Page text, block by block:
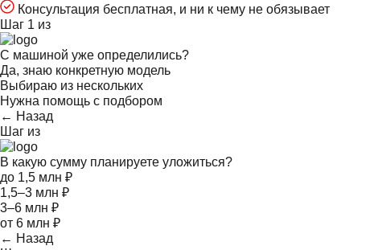
Консультация бесплатная, и ни к чему не обязывает
Шаг 1 из
С машиной уже определились?
Да, знаю конкретную модель
Выбираю из нескольких
Нужна помощь с подбором
← Назад
Шаг из
В какую сумму планируете уложиться?
до 1,5 млн ₽
1,5–3 млн ₽
3–6 млн ₽
от 6 млн ₽
← Назад